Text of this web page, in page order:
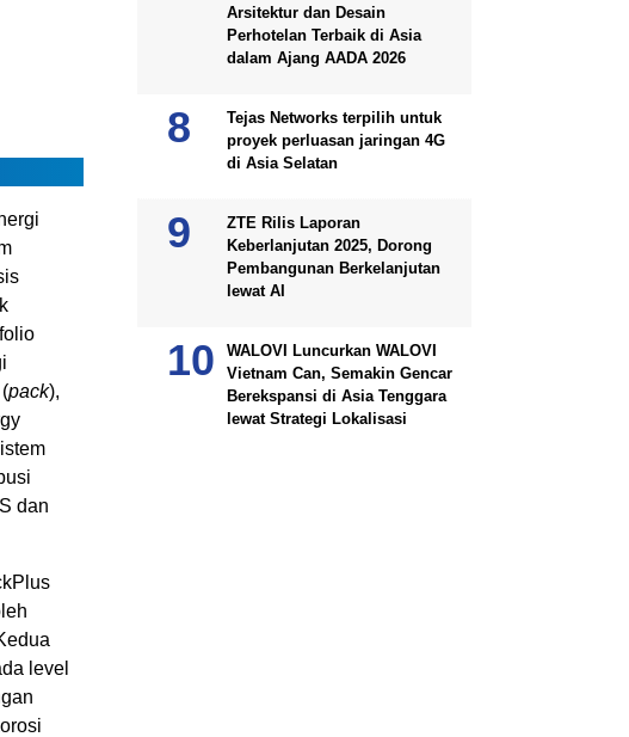
pack),
dan
level
Arsitektur dan Desain
Perhotelan Terbaik di Asia
dalam Ajang AADA 2026
Tejas Networks terpilih untuk
proyek perluasan jaringan 4G
di Asia Selatan
ZTE Rilis Laporan
Keberlanjutan 2025, Dorong
Pembangunan Berkelanjutan
lewat AI
WALOVI Luncurkan WALOVI
Vietnam Can, Semakin Gencar
Berekspansi di Asia Tenggara
lewat Strategi Lokalisasi